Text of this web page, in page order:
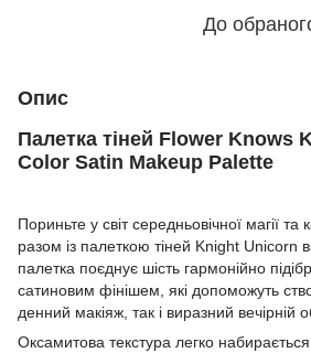
До
Опис
Палетка тіней Flower Knows
Color Satin Makeup Palette
Пориньте у світ середньовічної магії та
разом із палеткою тіней Knight Unicorn
палетка поєднує шість гармонійно
сатиновим фінішем, які допоможуть
денний макіяж, так і виразний вечірній
Оксамитова текстура легко